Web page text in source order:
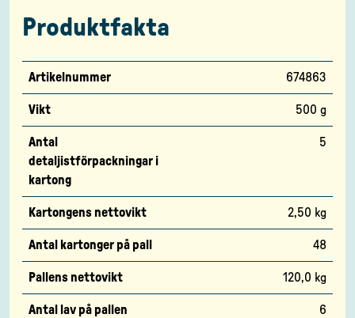
Produktfakta
Artikelnummer 674863
Vikt 500 g
Antal
detaljistförpackningar i
kartong
5
Kartongens nettovikt 2,50 kg
Antal kartonger på pall 48
Pallens nettovikt 120,0 kg
Antal lav på pallen 6